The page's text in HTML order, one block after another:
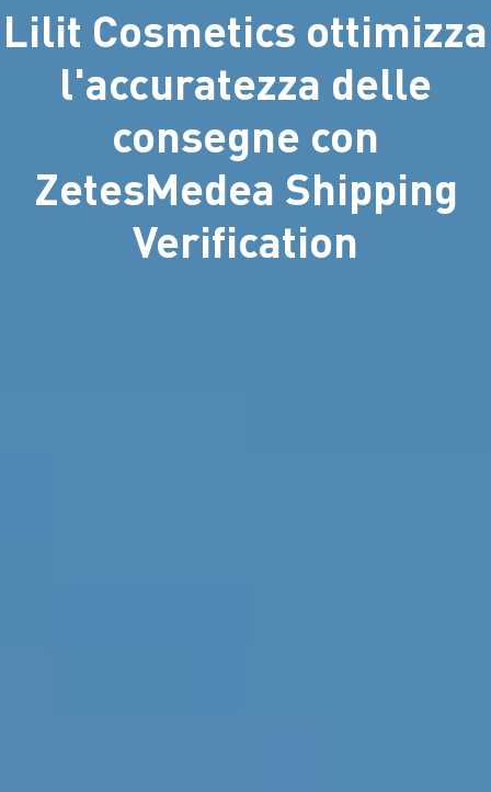
Lilit Cosmetics ottimizza
l'accuratezza delle
consegne con
ZetesMedea Shipping
Verification